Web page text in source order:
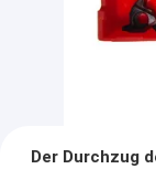
Der Durchzug